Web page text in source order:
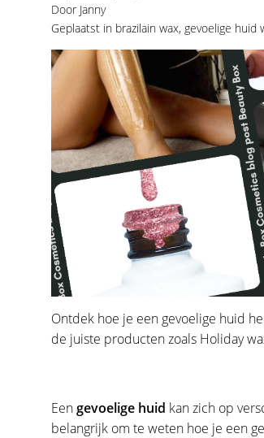
Door Janny
Geplaatst in brazilain wax, gevoelige huid
Ontdek hoe je een gevoelige huid
de juiste producten zoals Holiday
Eengevoelige huid kan zich op
belangrijk om te weten hoe je een